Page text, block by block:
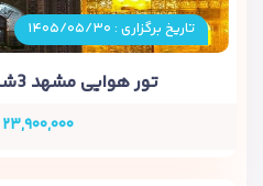
تاریخ برگزاری : ۱۴۰۵/۰۵/۳۰
تور هوایی مشهد 3شب ویژه مرداد ماه
۲۳,۹۰۰,۰۰۰